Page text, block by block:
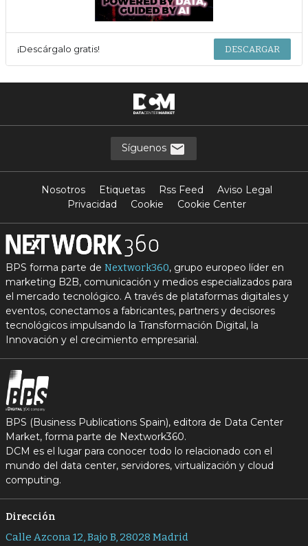
¡Descárgalo gratis! DESCARGAR
Síguenos
Nosotros Etiquetas Rss Feed
Aviso Legal
Privacidad
Cookie Cookie Center
BPS forma parte de Nextwork360, grupo europeo líder en
marketing B2B, comunicación y medios especializados para
el mercado tecnológico. A través de plataformas digitales y
eventos, conectamos a fabricantes, partners y decisores
tecnológicos impulsando la Transformación Digital, la
Innovación y el crecimiento empresarial.
BPS (Business Publications Spain), editora de Data Center
Market, forma parte de Nextwork360.
DCM es el lugar para conocer todo lo relacionado con el
mundo del data center, servidores, virtualización y cloud
computing.
Dirección
Calle Azcona 12, Bajo B, 28028 Madrid